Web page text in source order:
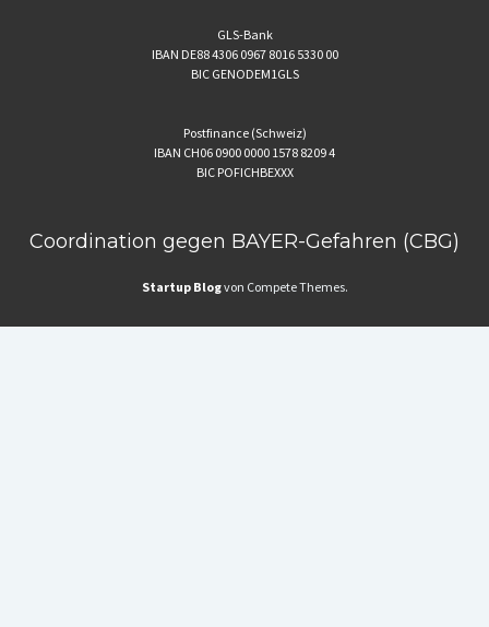
GLS-Bank
IBAN DE88 4306 0967 8016 5330 00
BIC GENODEM1GLS
Postfinance (Schweiz)
IBAN CH06 0900 0000 1578 8209 4
BIC POFICHBEXXX
Coordination gegen BAYER-Gefahren (CBG)
Startup Blogvon Compete Themes.